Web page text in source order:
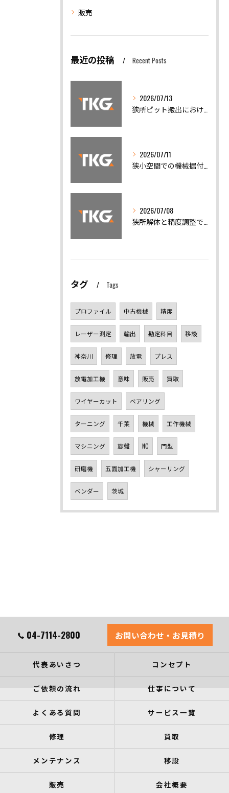
販売
最近の投稿 Recent Posts
2026/07/13
2026/07/11
2026/07/08
タグ Tags
プロファイル 中古機械 精度
レーザー測定 輸出 勘定科目 移設
神奈川 修理 放電 プレス
放電加工機 意味 販売 買取
ワイヤーカット ベアリング
ターニング 千葉 機械 工作機械
マシニング 旋盤 NC 門型
研磨機 五面加工機 シャーリング
ベンダー 茨城
04-7114-2800 お問い合わせ・お見積り
代表あいさつ コンセプト
ご依頼の流れ 仕事について
よくある質問 サービス一覧
修理 買取
メンテナンス 移設
販売 会社概要